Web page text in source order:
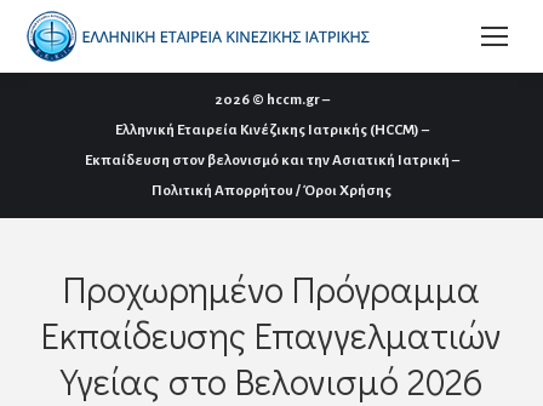
Προχωρημένο Πρόγραμμα
Εκπαίδευσης Επαγγελματιών
Υγείας στο Βελονισμό 2026
2026 © hccm.gr–
Ελληνική Εταιρεία Κινέζικης Ιατρικής (HCCM)–
Εκπαίδευση στον βελονισμό και την Ασιατική Ιατρική–
Πολιτική Απορρήτου / Όροι Χρήσης